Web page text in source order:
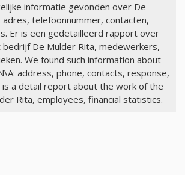
informatie gevonden over De
adres, telefoonnummer, contacten,
Er is een gedetailleerd rapport over
De Mulder Rita, medewerkers,
We found such information about
address, phone, contacts, response,
is a detail report about the work of the
Rita, employees, financial statistics.